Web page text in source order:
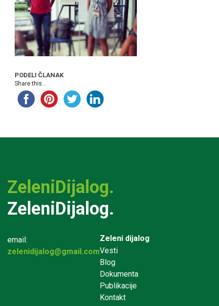
PODELI ČLANAK
Share this...
ZeleniDijalog.
ZeleniDijalog.
email:
zelenidijalog@gmail.com
Zeleni dijalog
Vesti
Blog
Dokumenta
Publikacije
Kontakt